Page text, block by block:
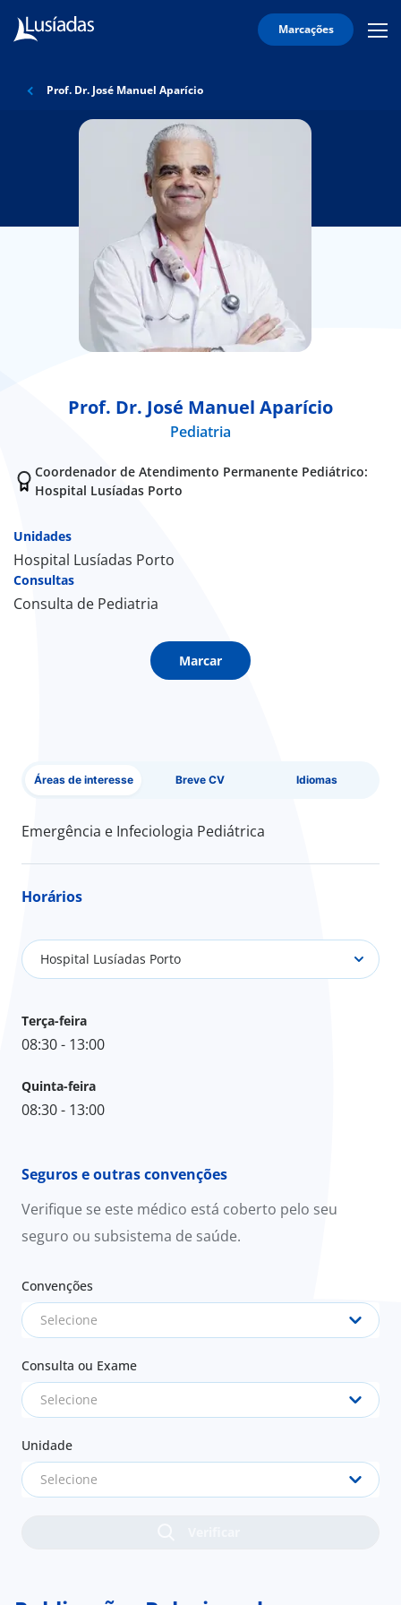
Marcações
Lusíadas
Hospitais
Sport
Prof. Dr. José Manuel Aparício
Prof. Dr. José Manuel Aparício
Pediatria
Coordenador de Atendimento Permanente Pediátrico:
Hospital Lusíadas Porto
Unidades
Hospital Lusíadas Porto
Consultas
Consulta de Pediatria
Marcar
Áreas de interesse Breve CV Idiomas
Emergência e Infeciologia Pediátrica
Horários
Hospital Lusíadas Porto
Terça-feira
08:30 - 13:00
Quinta-feira
08:30 - 13:00
Seguros e outras convenções
Verifique se este médico está coberto pelo seu
seguro ou subsistema de saúde.
Convenções
Selecione
Consulta ou Exame
Selecione
Unidade
Selecione